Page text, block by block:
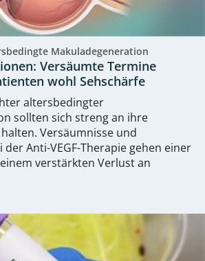
Makuladegeneration
Versäumte Termine
wohl Sehschärfe
altersbedingter
sollten sich streng an ihre
Versäumnisse und
Anti-VEGF-Therapie gehen einer
verstärkten Verlust an